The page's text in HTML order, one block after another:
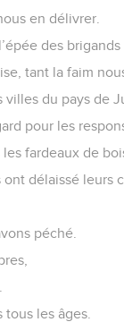
en délivrer.
des
tant la faim
villes du pays de
pour les
fardeaux de
délaissé leurs
péché.
les âges.